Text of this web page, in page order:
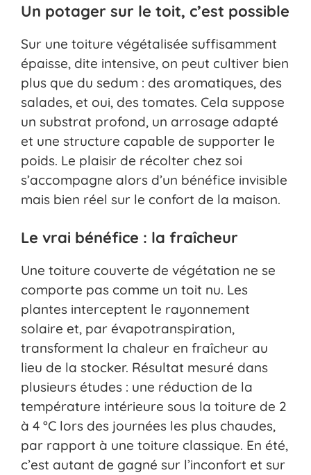
Un potager sur le toit, c’est possible
Sur une toiture végétalisée suffisamment
épaisse, dite intensive, on peut cultiver bien
plus que du sedum : des aromatiques, des
salades, et oui, des tomates. Cela suppose
un substrat profond, un arrosage adapté
et une structure capable de supporter le
poids. Le plaisir de récolter chez soi
s’accompagne alors d’un bénéfice invisible
mais bien réel sur le confort de la maison.
Le vrai bénéfice : la fraîcheur
Une toiture couverte de végétation ne se
comporte pas comme un toit nu. Les
plantes interceptent le rayonnement
solaire et, par évapotranspiration,
transforment la chaleur en fraîcheur au
lieu de la stocker. Résultat mesuré dans
plusieurs études : une réduction de la
température intérieure sous la toiture de 2
à 4 °C lors des journées les plus chaudes,
par rapport à une toiture classique. En été,
c’est autant de gagné sur l’inconfort et sur